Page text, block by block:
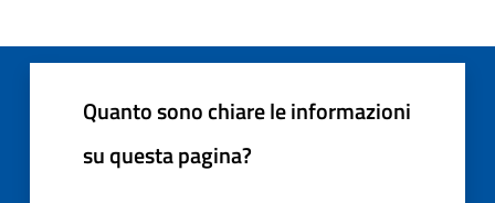
Quanto sono chiare le informazioni
su questa pagina?